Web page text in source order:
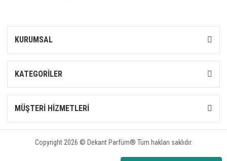
KURUMSAL
KATEGORİLER
MÜŞTERİ HİZMETLERİ
Copyright 2026 © Dekant Parfüm® Tüm hakları saklıdır.